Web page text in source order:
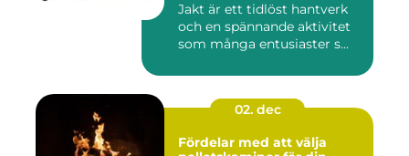
Jakt är ett tidlöst hantverk
och en spännande aktivitet
som många entusiaster s...
02. dec
Fördelar med att välja